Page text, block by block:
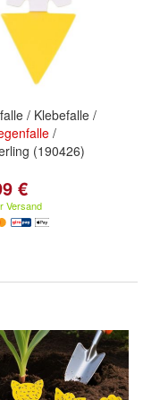
/ Klebefalle /
/
(190426)
€
Versand